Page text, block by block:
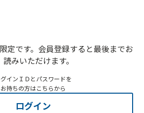
定です。会員登録すると最後までお
読みいただけます。
インＩＤとパスワードを
お持ちの方はこちらから
ログイン